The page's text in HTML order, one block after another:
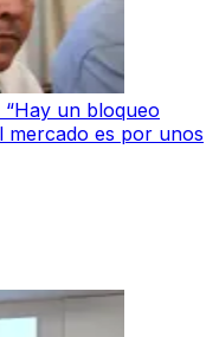
un bloqueo
mercado es por unos